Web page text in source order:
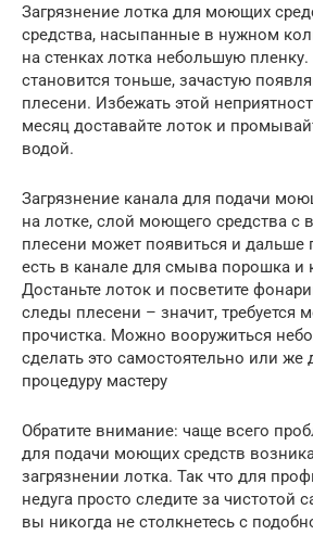
Загрязнение лотка для моющих
средства, насыпанные в нужном
на стенках лотка небольшую
становится тоньше, зачастую
плесени. Избежать этой
месяц доставайте лоток и
водой.
Загрязнение канала для подачи
на лотке, слой моющего средства с
плесени может появиться и дальше
есть в канале для смыва порошка и
Достаньте лоток и посветите
следы плесени – значит, требуется
прочистка. Можно вооружиться
сделать это самостоятельно или же
процедуру мастеру
Обратите внимание: чаще всего
для подачи моющих средств
загрязнении лотка. Так что для
недуга просто следите за чистотой
вы никогда не столкнетесь с